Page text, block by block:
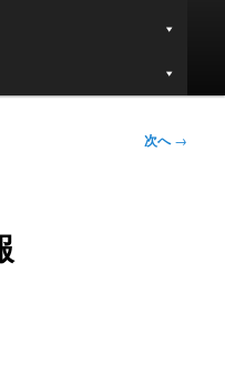
次へ→